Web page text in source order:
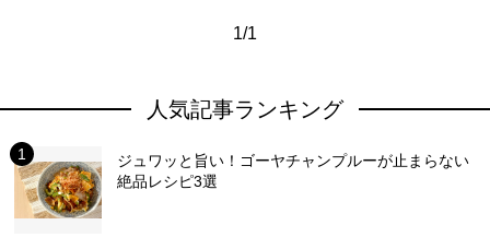
1/1
人気記事ランキング
ジュワッと旨い！ゴーヤチャンプルーが止まらない
絶品レシピ3選